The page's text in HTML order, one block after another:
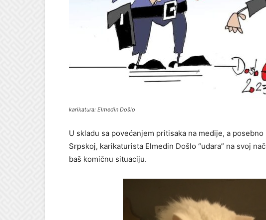
karikatura: Elmedin Došlo
U skladu sa povećanjem pritisaka na medije, a
Srpskoj, karikaturista Elmedin Došlo “udara” na svoj
baš komičnu situaciju.